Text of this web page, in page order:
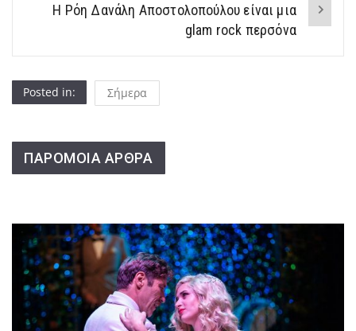
Η Ρόη Δανάλη Αποστολοπούλου είναι μια
glam rock περσόνα
Posted in: Σήμερα
ΠΑΡΟΜΟΙΑ ΑΡΘΡΑ